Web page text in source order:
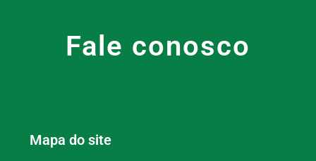
Fale conosco
Mapa do site